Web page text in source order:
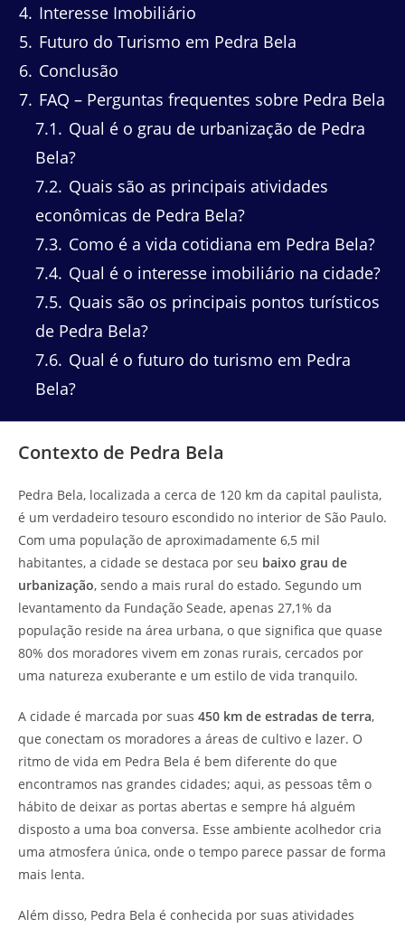
4 Interesse Imobiliário
5 Futuro do Turismo em Pedra Bela
6 Conclusão
7 FAQ – Perguntas frequentes sobre Pedra Bela
7.1
Qual é o grau de urbanização de Pedra
Bela?
7.2 Quais são as principais atividades
econômicas de Pedra Bela?
7.3 Como é a vida cotidiana em Pedra Bela?
7.4 Qual é o interesse imobiliário na cidade?
7.5 Quais são os principais pontos turísticos
de Pedra Bela?
7.6 Qual é o futuro do turismo em Pedra
Bela?
Contexto de Pedra Bela
Pedra Bela, localizada a cerca de 120 km da capital paulista,
é um verdadeiro tesouro escondido no interior de São Paulo.
Com uma população de aproximadamente 6,5 mil
habitantes, a cidade se destaca por seu baixo grau de
urbanização, sendo a mais rural do estado. Segundo um
levantamento da Fundação Seade, apenas 27,1% da
população reside na área urbana, o que significa que quase
80% dos moradores vivem em zonas rurais, cercados por
uma natureza exuberante e um estilo de vida tranquilo.
A cidade é marcada por suas 450 km de estradas de terra,
que conectam os moradores a áreas de cultivo e lazer. O
ritmo de vida em Pedra Bela é bem diferente do que
encontramos nas grandes cidades; aqui, as pessoas têm o
hábito de deixar as portas abertas e sempre há alguém
disposto a uma boa conversa. Esse ambiente acolhedor cria
uma atmosfera única, onde o tempo parece passar de forma
mais lenta.
Além disso, Pedra Bela é conhecida por suas atividades